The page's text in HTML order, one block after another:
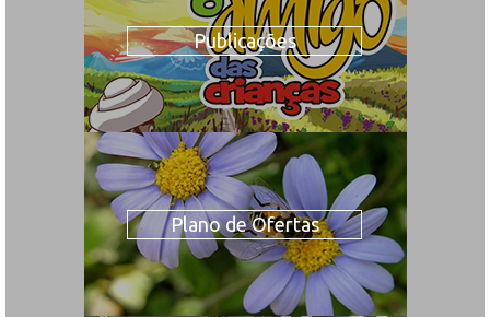
Publicações
Plano de Ofertas